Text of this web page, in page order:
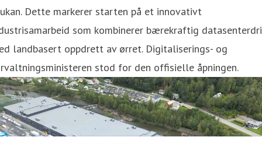
Dette markerer starten på et innovativt
som kombinerer bærekraftig
landbasert oppdrett av ørret. Digitaliserings- og
stod for den offisielle åpningen.